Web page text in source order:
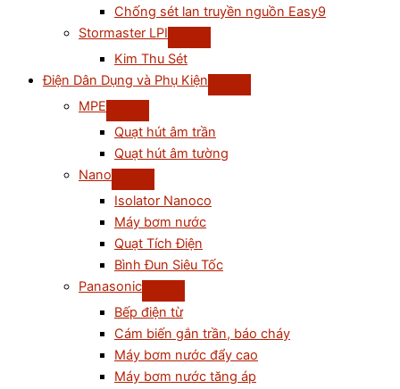
Chống sét lan truyền nguồn Easy9
Stormaster LPI
Kim Thu Sét
Điện Dân Dụng và Phụ Kiện
MPE
Quạt hút âm trần
Quạt hút âm tường
Nano
Isolator Nanoco
Máy bơm nước
Quạt Tích Điện
Bình Đun Siêu Tốc
Panasonic
Bếp điện từ
Cám biến gắn trần, báo cháy
Máy bơm nước đẩy cao
Máy bơm nước tăng áp